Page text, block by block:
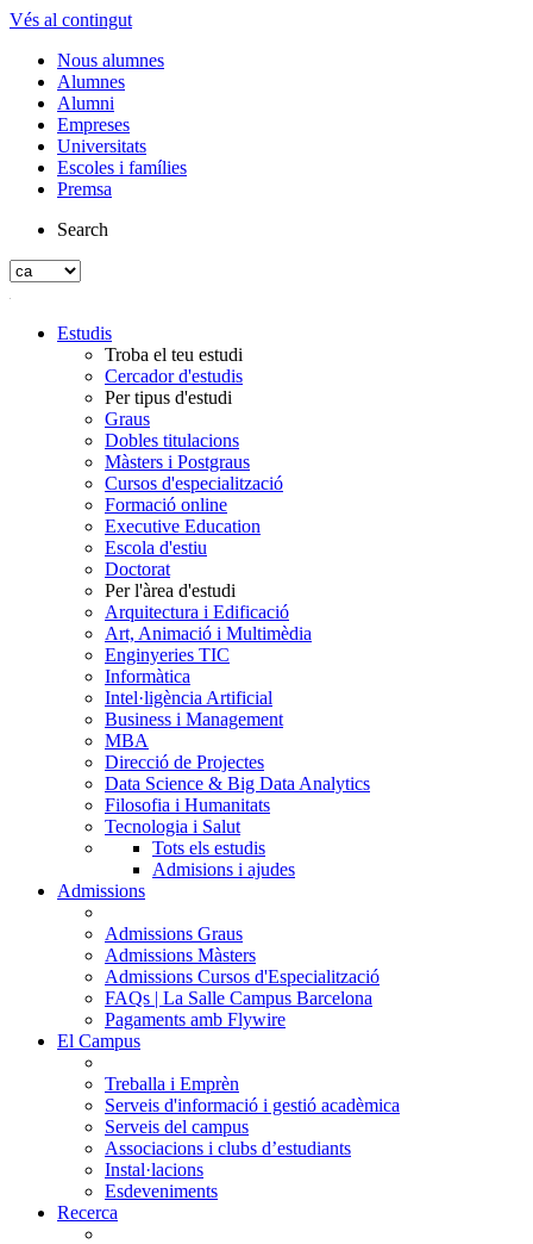
Vés al contingut
Nous alumnes
Alumnes
Alumni
Empreses
Universitats
Escoles i famílies
Premsa
Search
Estudis
Troba el teu estudi
Cercador d'estudis
Per tipus d'estudi
Graus
Dobles titulacions
Màsters i Postgraus
Cursos d'especialització
Formació online
Executive Education
Escola d'estiu
Doctorat
Per l'àrea d'estudi
Arquitectura i Edificació
Art, Animació i Multimèdia
Enginyeries TIC
Informàtica
Intel·ligència Artificial
Business i Management
MBA
Direcció de Projectes
Data Science & Big Data Analytics
Filosofia i Humanitats
Tecnologia i Salut
Tots els estudis
Admisions i ajudes
Admissions
Admissions Graus
Admissions Màsters
Admissions Cursos d'Especialització
FAQs | La Salle Campus Barcelona
Pagaments amb Flywire
El Campus
Treballa i Emprèn
Serveis d'informació i gestió acadèmica
Serveis del campus
Associacions i clubs d’estudiants
Instal·lacions
Esdeveniments
Recerca